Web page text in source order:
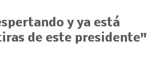
y ya está
de este presidente"